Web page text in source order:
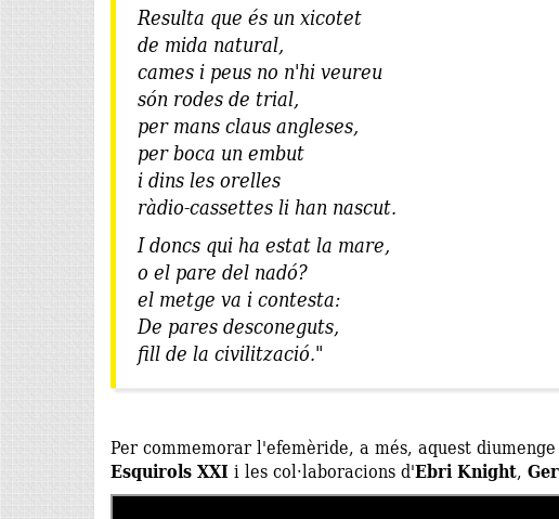
Resulta que és un xicotet
de mida natural,
cames i peus no n'hi veureu
són rodes de trial,
per mans claus angleses,
per boca un embut
i dins les orelles
ràdio-cassettes li han nascut.
I doncs qui ha estat la mare,
o el pare del nadó?
el metge va i contesta:
De pares desconeguts,
fill de la civilització."
Per commemorar l'efemèride, a més, aquest
Esquirols XXI i les col·laboracions d'Ebri Knight,